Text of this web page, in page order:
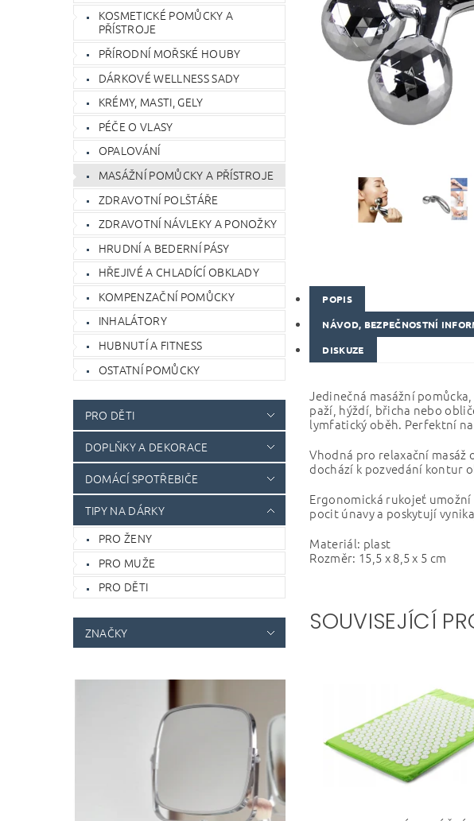
KOSMETICKÉ POMŮCKY A
PŘÍSTROJE
PŘÍRODNÍ MOŘSKÉ HOUBY
DÁRKOVÉ WELLNESS SADY
KRÉMY, MASTI, GELY
PÉČE O VLASY
OPALOVÁNÍ
MASÁŽNÍ POMŮCKY A PŘÍSTROJE
ZDRAVOTNÍ POLŠTÁŘE
ZDRAVOTNÍ NÁVLEKY A PONOŽKY
HRUDNÍ A BEDERNÍ PÁSY
HŘEJIVÉ A CHLADÍCÍ OBKLADY
KOMPENZAČNÍ POMŮCKY
INHALÁTORY
HUBNUTÍ A FITNESS
OSTATNÍ POMŮCKY
PRO DĚTI
DOPLŇKY A DEKORACE
DOMÁCÍ SPOTŘEBIČE
TIPY NA DÁRKY
PRO ŽENY
PRO MUŽE
PRO DĚTI
ZNAČKY
POPIS
NÁVOD, BEZPEČNOSTNÍ
DISKUZE
Jedinečná masážní
paží, hýždí, břicha nebo
lymfatický oběh. Perfektní
Vhodná pro relaxační
dochází k pozvedání kontur
Ergonomická rukojeť
pocit únavy a poskytují
Materiál: plast
Rozměr: 15,5 x 8,5 x 5 cm
SOUVISEJÍCÍ